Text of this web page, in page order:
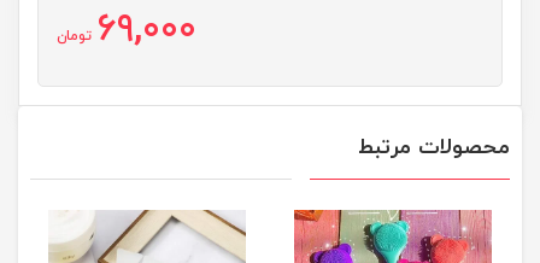
69,000 تومان
محصولات مرتبط